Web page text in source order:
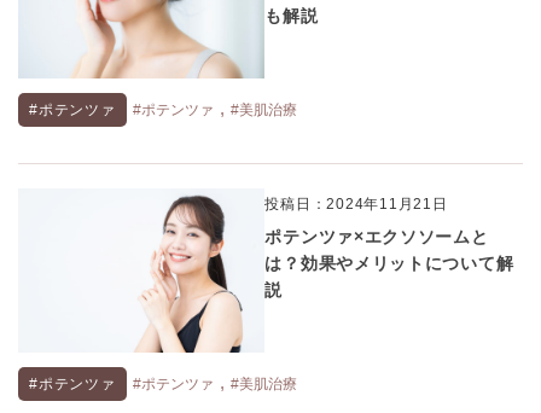
も解説
#ポテンツァ #ポテンツァ , #美肌治療
投稿日：2024年11月21日
ポテンツァ×エクソソームと
は？効果やメリットについて解
説
#ポテンツァ #ポテンツァ , #美肌治療